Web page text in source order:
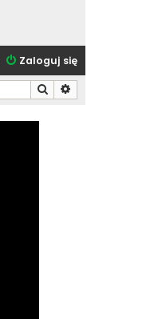
Zaloguj się
Szukaj